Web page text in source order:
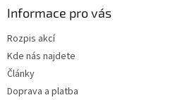
Informace pro vás
Rozpis akcí
Kde nás najdete
Články
Doprava a platba